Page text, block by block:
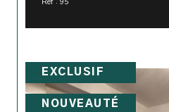
Réf : 95
EXCLUSIF
NOUVEAUTÉ